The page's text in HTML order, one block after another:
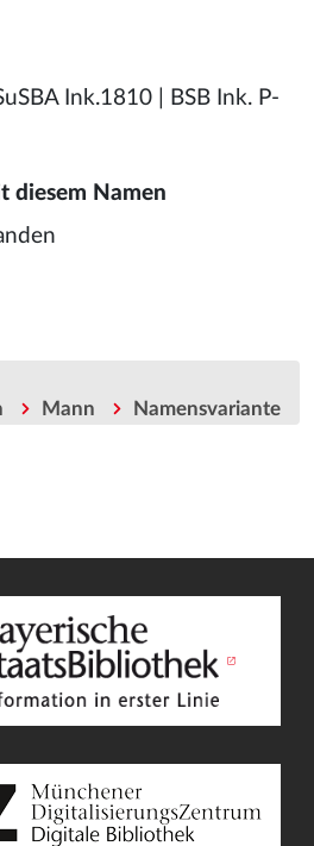
Ink.1810 | BSB Ink. P-
diesem Namen
Mann Namensvariante